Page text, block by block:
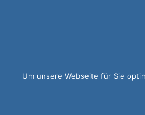
Um unsere Webseite für Sie